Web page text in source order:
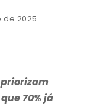
de 2025
70% já